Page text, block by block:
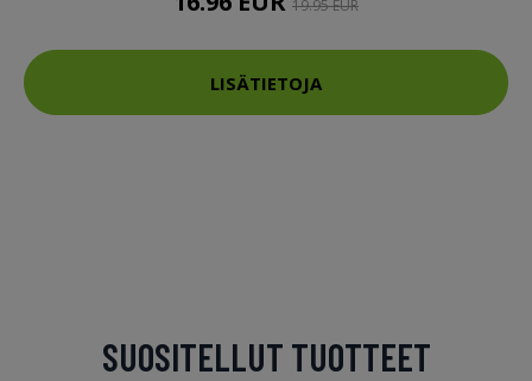
19.95 EUR
LISÄTIETOJA
SUOSITELLUT TUOTTEET